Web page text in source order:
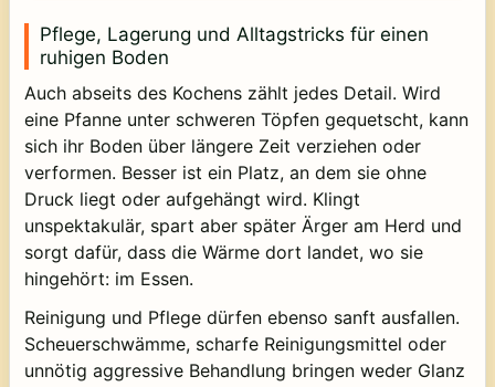
Pflege, Lagerung und Alltagstricks für einen
ruhigen Boden
Auch abseits des Kochens zählt jedes Detail. Wird
eine Pfanne unter schweren Töpfen gequetscht, kann
sich ihr Boden über längere Zeit verziehen oder
verformen. Besser ist ein Platz, an dem sie ohne
Druck liegt oder aufgehängt wird. Klingt
unspektakulär, spart aber später Ärger am Herd und
sorgt dafür, dass die Wärme dort landet, wo sie
hingehört: im Essen.
Reinigung und Pflege dürfen ebenso sanft ausfallen.
Scheuerschwämme, scharfe Reinigungsmittel oder
unnötig aggressive Behandlung bringen weder Glanz